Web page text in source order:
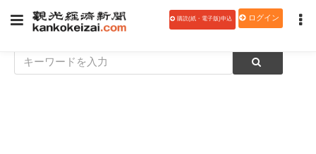
購読(紙・電子版)申込 ログイン